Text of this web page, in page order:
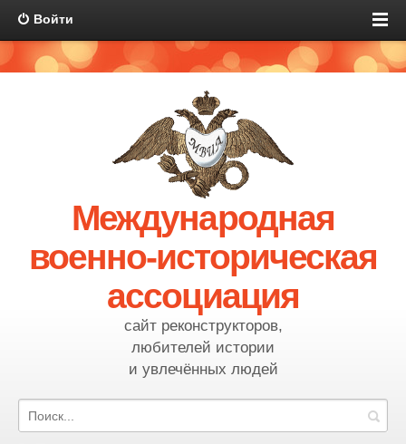
Войти
Международная
военно-историческая
ассоциация
сайт реконструкторов,
любителей истории
и увлечённых людей